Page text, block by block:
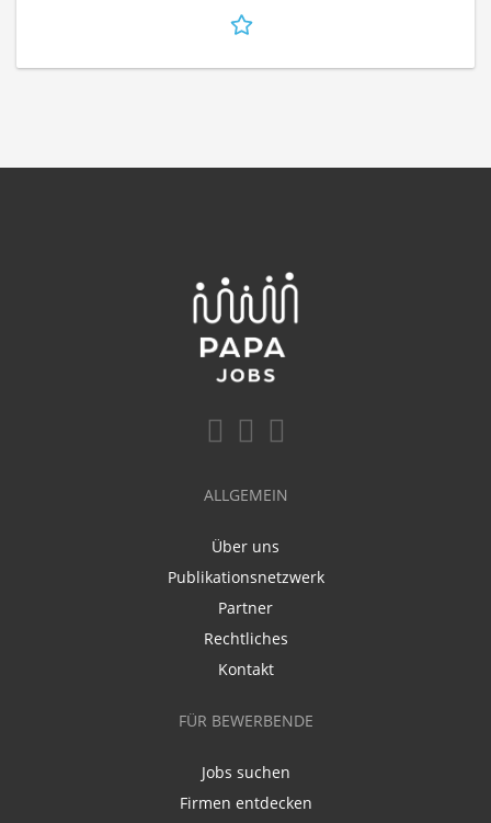
ALLGEMEIN
Über uns
Publikationsnetzwerk
Partner
Rechtliches
Kontakt
FÜR BEWERBENDE
Jobs suchen
Firmen entdecken